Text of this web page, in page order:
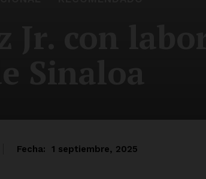
Fecha: 1 septiembre, 2025